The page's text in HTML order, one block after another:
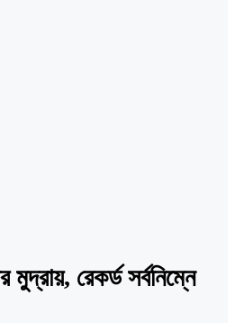
রেকর্ড সর্বনিম্নে